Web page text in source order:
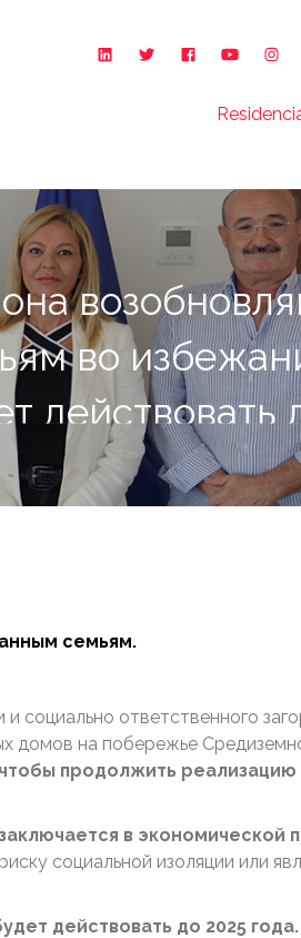
во
действовать
семьям.
социально ответственного
домов на побережье
продолжить реализацию
в экономической
социальной изоляции или
действовать до 2025